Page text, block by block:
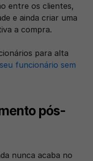
entre os clientes,
e ainda criar uma
a compra.
para alta
funcionário sem
pós-
nunca acaba no